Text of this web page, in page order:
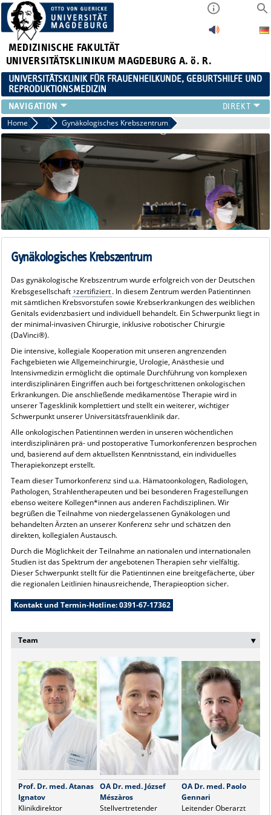
MEDIZINISCHE FAKULTÄT
UNIVERSITÄTSKLINIKUM MAGDEBURG A. ö. R.
UNIVERSITÄTSKLINIK FÜR FRAUENHEILKUNDE, GEBURTSHILFE UND
REPRODUKTIONSMEDIZIN
KLINIK
SPRECHSTUNDEN
TEAM
FORSCHUNGSSCHWERPUNKTE
FORTBILDUNGEN
NEWS
Home Sprechstunden
Gynäkologisches Krebszentrum
Gynäkologisches Krebszentrum
Das gynäkologische Krebszentrum wurde erfolgreich von der Deutschen
Krebsgesellschaft zertifiziert. In diesem Zentrum werden Patientinnen
mit sämtlichen Krebsvorstufen sowie Krebserkrankungen des weiblichen
Genitals evidenzbasiert und individuell behandelt. Ein Schwerpunkt liegt in
der minimal-invasiven Chirurgie, inklusive robotischer Chirurgie
(DaVinci®).
Die intensive, kollegiale Kooperation mit unseren angrenzenden
Fachgebieten wie Allgemeinchirurgie, Urologie, Anästhesie und
Intensivmedizin ermöglicht die optimale Durchführung von komplexen
interdisziplinären Eingriffen auch bei fortgeschrittenen onkologischen
Erkrankungen. Die anschließende medikamentöse Therapie wird in
unserer Tagesklinik komplettiert und stellt ein weiterer, wichtiger
Schwerpunkt unserer Universitätsfrauenklinik dar.
Alle onkologischen Patientinnen werden in unseren wöchentlichen
interdisziplinären prä- und postoperative Tumorkonferenzen besprochen
und, basierend auf dem aktuellsten Kenntnisstand, ein individuelles
Therapiekonzept erstellt.
Team dieser Tumorkonferenz sind u.a. Hämatoonkologen, Radiologen,
Pathologen, Strahlentherapeuten und bei besonderen Fragestellungen
ebenso weitere Kollegen*innen aus anderen Fachdisziplinen. Wir
begrüßen die Teilnahme von niedergelassenen Gynäkologen und
behandelten Ärzten an unserer Konferenz sehr und schätzen den
direkten, kollegialen Austausch.
Durch die Möglichkeit der Teilnahme an nationalen und internationalen
Studien ist das Spektrum der angebotenen Therapien sehr vielfältig.
Dieser Schwerpunkt stellt für die Patientinnen eine breitgefächerte, über
die regionalen Leitlinien hinausreichende, Therapieoption sicher.
Kontakt und Termin-Hotline:0391-67-17362
Team ‣
Prof. Dr. med. Atanas
Ignatov
Klinikdirektor
OA Dr. med. József
Mészàros
Stellvertretender
OA Dr. med. Paolo
Gennari
Leitender Oberarzt